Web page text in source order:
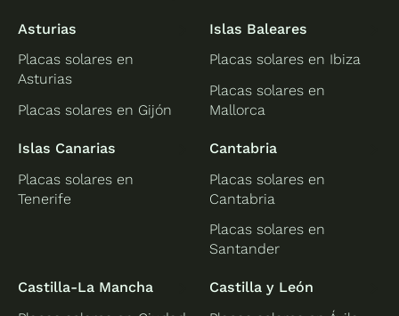
Asturias
Placas solares en
Asturias
Placas solares en Gijón
Islas Baleares
Placas solares en Ibiza
Placas solares en
Mallorca
Islas Canarias
Placas solares en
Tenerife
Cantabria
Placas solares en
Cantabria
Placas solares en
Santander
Castilla-La Mancha
Castilla y León